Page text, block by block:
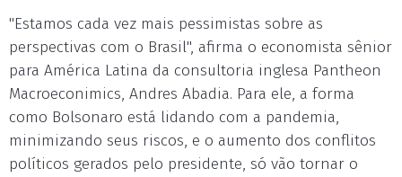
"Estamos cada vez mais pessimistas sobre as
perspectivas com o Brasil", afirma o economista sênior
para América Latina da consultoria inglesa Pantheon
Macroeconimics, Andres Abadia. Para ele, a forma
como Bolsonaro está lidando com a pandemia,
minimizando seus riscos, e o aumento dos conflitos
políticos gerados pelo presidente, só vão tornar o